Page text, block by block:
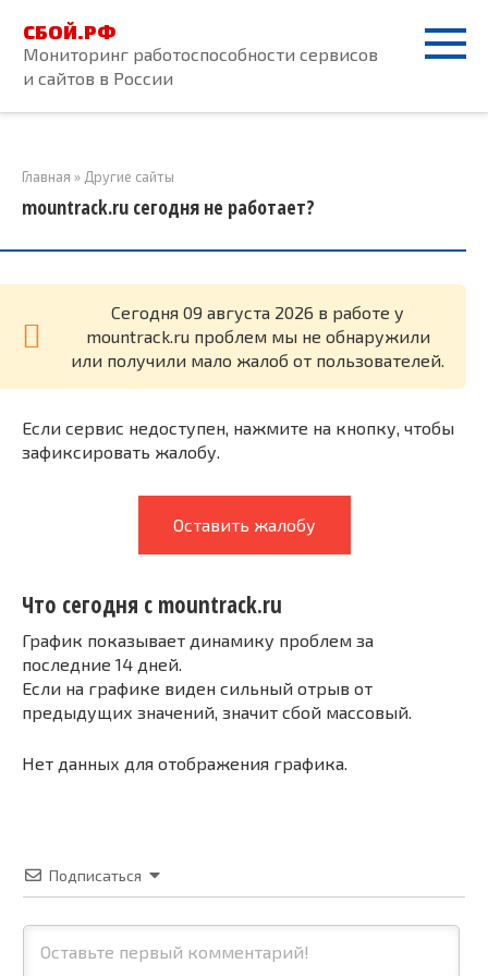
контенту
СБОЙ.РФ
Мониторинг работоспособности сервисов
и сайтов в России
Главная » Другие сайты
mountrack.ru сегодня не работает?
Cегодня 09 августа 2026 в работе у
mountrack.ru проблем мы не обнаружили
или получили мало жалоб от пользователей.
Если сервис недоступен, нажмите на кнопку, чтобы
зафиксировать жалобу.
Оставить жалобу
Что сегодня с mountrack.ru
График показывает динамику проблем за
последние 14 дней.
Если на графике виден сильный отрыв от
предыдущих значений, значит сбой массовый.
Нет данных для отображения графика.
Подписаться